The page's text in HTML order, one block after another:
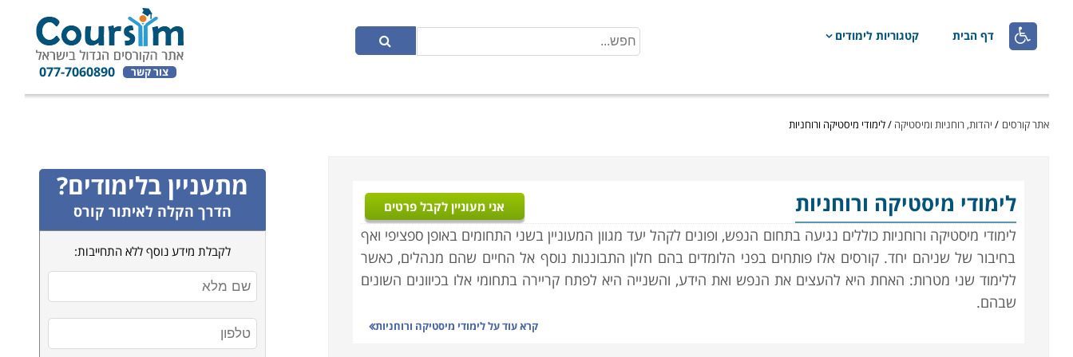
 דף הבית קטגוריות לימודים
צור קשר 077-7060890
אתר קורסים / יהדות, רוחניות ומיסטיקה /לימודי מיסטיקה ורוחניות
לימודי מיסטיקה ורוחניות אני מעוניין לקבל פרטים
לימודי מיסטיקה ורוחניות כוללים נגיעה בתחום הנפש, ופונים לקהל יעד מגוון המעוניין בשני התחומים באופן ספציפי ואף
בחיבור של שניהם יחד. קורסים אלו פותחים בפני הלומדים בהם חלון התבוננות נוסף אל החיים שהם מנהלים, כאשר
ללימוד שני מטרות: האחת היא להעצים את הנפש ואת הידע, והשנייה היא לפתח קריירה בתחומי אלו בכיוונים השונים
שבהם.
קרא עוד עללימודי מיסטיקה ורוחניות
מתעניין בלימודים?
הדרך הקלה לאיתור קורס
לקבלת מידע נוסף ללא התחייבות: